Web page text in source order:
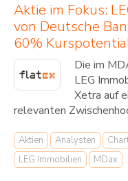
Aktie im Fokus:
von Deutsche
60%
Die im
LEG
Xetra auf
relevanten
Aktien Analysten
LEG Immobilien
MDax